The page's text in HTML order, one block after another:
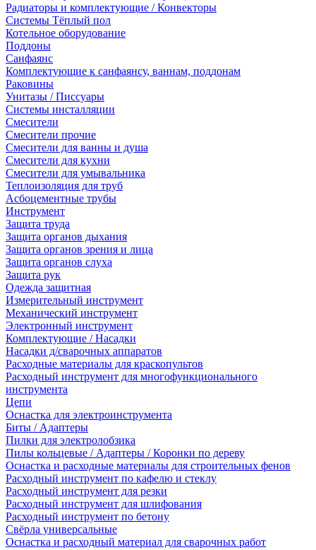
Радиаторы и комплектующие / Конвекторы
Системы Тёплый пол
Котельное оборудование
Поддоны
Санфаянс
Комплектующие к санфаянсу, ваннам, поддонам
Раковины
Унитазы / Писсуары
Системы инсталляции
Смесители
Смесители прочие
Смесители для ванны и душа
Смесители для кухни
Смесители для умывальника
Теплоизоляция для труб
Асбоцементные трубы
Инструмент
Защита труда
Защита органов дыхания
Защита органов зрения и лица
Защита органов слуха
Защита рук
Одежда защитная
Измерительный инструмент
Механический инструмент
Электронный инструмент
Комплектующие / Насадки
Насадки д/сварочных аппаратов
Расходные материалы для краскопультов
Расходный инструмент для многофункционального
инструмента
Цепи
Оснастка для электроинструмента
Биты / Адаптеры
Пилки для электролобзика
Пилы кольцевые / Адаптеры / Коронки по дереву
Оснастка и расходные материалы для строительных фенов
Расходный инструмент по кафелю и стеклу
Расходный инструмент для резки
Расходный инструмент для шлифования
Расходный инструмент по бетону
Свёрла универсальные
Оснастка и расходный материал для сварочных работ